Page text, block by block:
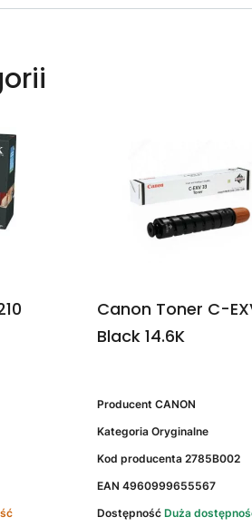
Canon Toner C-
Black 14.6K
Producent CANON
Kategoria Oryginalne
Kod producenta 2785B002
EAN 4960999655567
Dostępność Duża